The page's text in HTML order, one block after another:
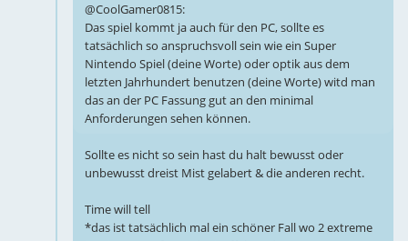
@CoolGamer0815:
Das spiel kommt ja auch für den PC, sollte es
tatsächlich so anspruchsvoll sein wie ein Super
Nintendo Spiel (deine Worte) oder optik aus dem
letzten Jahrhundert benutzen (deine Worte) witd man
das an der PC Fassung gut an den minimal
Anforderungen sehen können.
Sollte es nicht so sein hast du halt bewusst oder
unbewusst dreist Mist gelabert & die anderen recht.
Time will tell
*das ist tatsächlich mal ein schöner Fall wo 2 extreme